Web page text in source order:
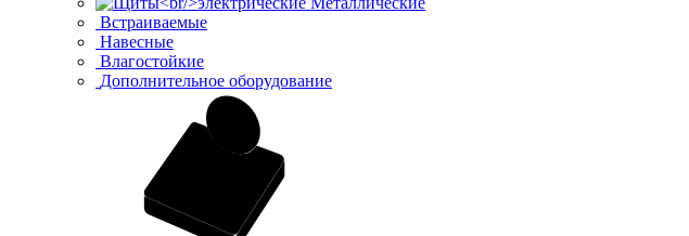
Встраиваемые
Навесные
Влагостойкие
Дополнительное оборудование